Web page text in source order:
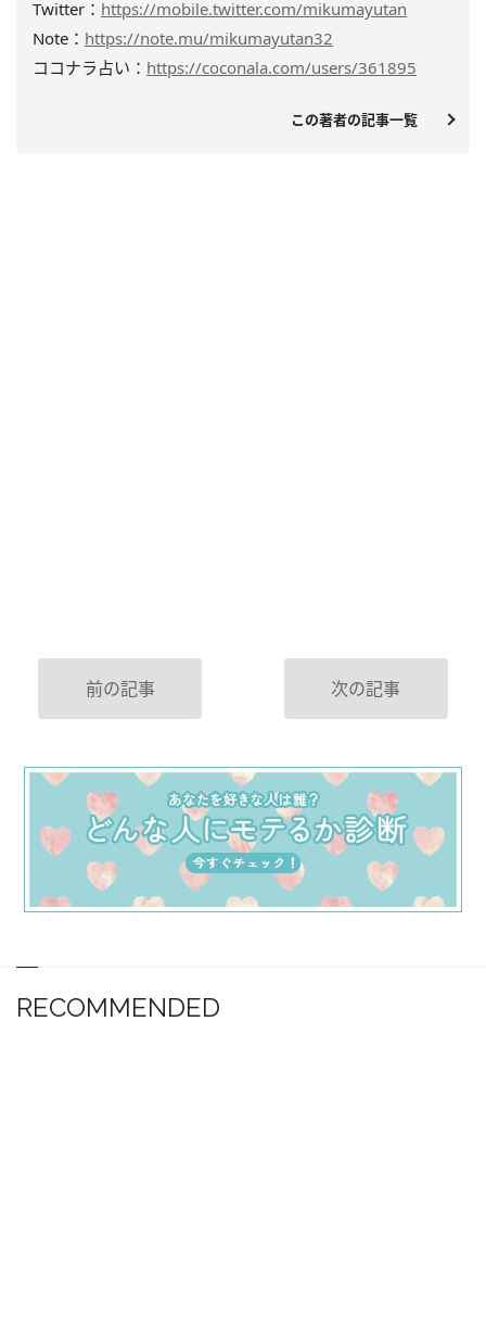
Twitter： https://mobile.twitter.com/mikumayutan
Note： https://note.mu/mikumayutan32
ココナラ占い： https://coconala.com/users/361895
この著者の記事一覧
前の記事 次の記事
RECOMMENDED